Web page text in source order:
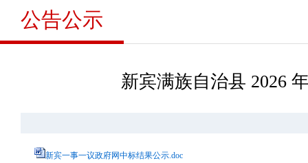
公告公示
新宾满族自治县 2026
新宾一事一议政府网中标结果公示.doc